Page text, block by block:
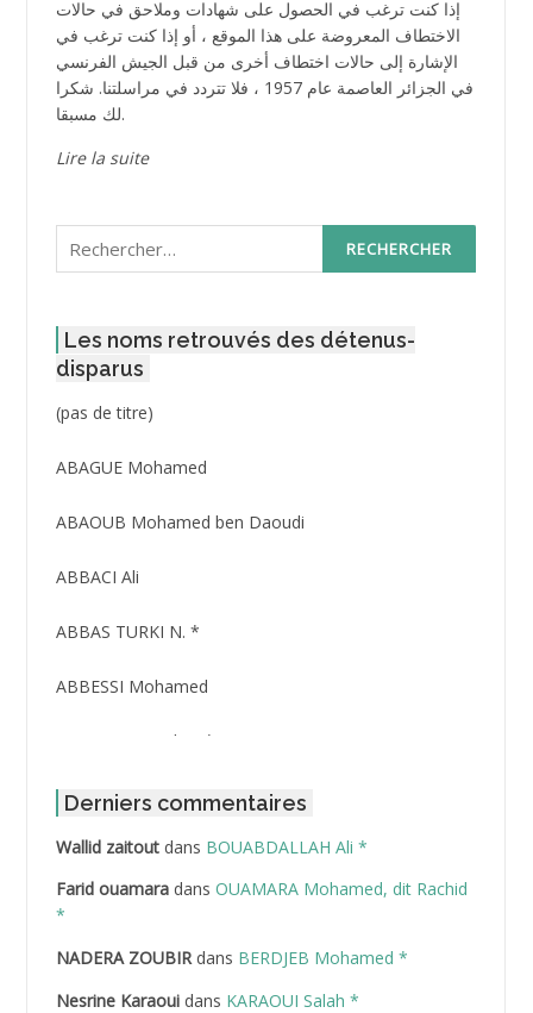
إذا كنت ترغب في الحصول على شهادات وملاحق في حالات
الاختطاف المعروضة على هذا الموقع ، أو إذا كنت ترغب في
الإشارة إلى حالات اختطاف أخرى من قبل الجيش الفرنسي
في الجزائر العاصمة عام 1957 ، فلا تتردد في مراسلتنا. شكرا
لك مسبقا.
Lire la suite
Rechercher :
Les noms retrouvés des détenus-
disparus
(pas de titre)Post
3416
ABAGUE Mohamed
ABAOUB Mohamed ben Daoudi
ABBACI Ali
ABBAS TURKI N. *
ABBESSI Mohamed
ABBOUR Azzedine *
ABDAT Amar
ABDEDDAIM Hamid
ABDELAZIZ Mohamed
ABDELHAFID Lakhdar
Derniers commentaires
Wallid zaitoutdans BOUABDALLAH Ali *
Farid ouamaradans OUAMARA Mohamed, dit Rachid
*
NADERA ZOUBIRdans BERDJEB Mohamed *
Nesrine Karaouidans KARAOUI Salah *